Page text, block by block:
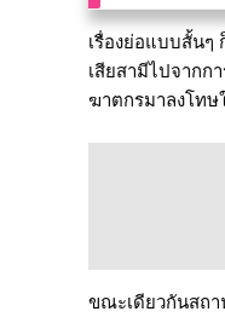
เรื่องย่อแบบสั้นๆ
เสียสามีไปจากก
ฆาตกรมาลงโทษ
ขณะเดียวกันสถ